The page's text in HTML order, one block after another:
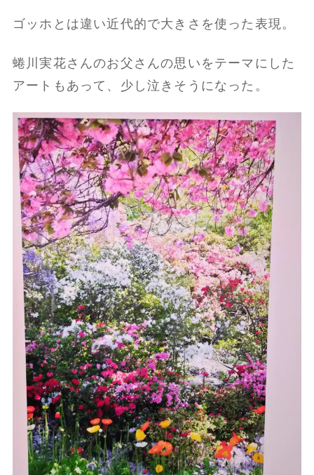
ゴッホとは違い近代的で大きさを使った表現。
蜷川実花さんのお父さんの思いをテーマにした
アートもあって、少し泣きそうになった。